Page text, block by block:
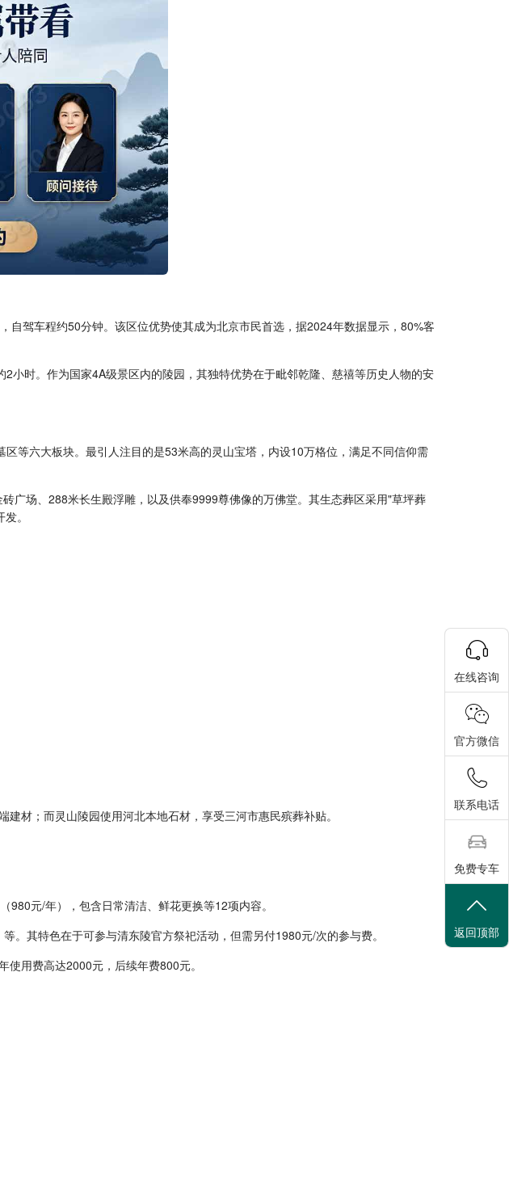
驾车程约50分钟。该区位优势使其成为北京市民首选，据2024年数据显示，80%客
时。作为国家4A级景区内的陵园，其独特优势在于毗邻乾隆、慈禧等历史人物的安
等六大板块。最引人注目的是53米高的灵山宝塔，内设10万格位，满足不同信仰需
广场、288米长生殿浮雕，以及供奉9999尊佛像的万佛堂。其生态葬区采用"草坪葬
。
材；而灵山陵园使用河北本地石材，享受三河市惠民殡葬补贴。
元/年），包含日常清洁、鲜花更换等12项内容。
其特色在于可参与清东陵官方祭祀活动，但需另付1980元/次的参与费。
用费高达2000元，后续年费800元。
在线咨询
官方微信
联系电话
免费专车
返回顶部